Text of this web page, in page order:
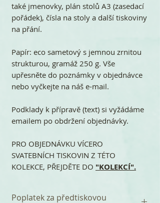
také jmenovky, plán stolů A3 (zasedací
pořádek), čísla na stoly a další tiskoviny
na přání.
Papír: eco sametový s jemnou zrnitou
strukturou, gramáž 250 g. Vše
upřesněte do poznámky v objednávce
nebo vyčkejte na náš e-mail.
Podklady k přípravě (text) si vyžádáme
emailem po obdržení objednávky.
PRO OBJEDNÁVKU VÍCERO
SVATEBNÍCH TISKOVIN Z TÉTO
KOLEKCE, PŘEJDĚTE DO "KOLEKCÍ".
Poplatek za předtiskovou